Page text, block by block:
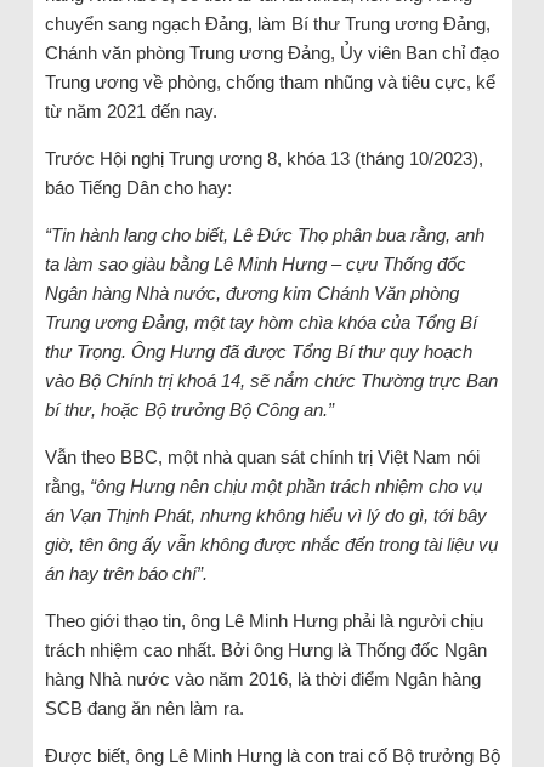
chuyển sang ngạch Đảng, làm Bí thư Trung ương Đảng,
Chánh văn phòng Trung ương Đảng, Ủy viên Ban chỉ đạo
Trung ương về phòng, chống tham nhũng và tiêu cực, kể
từ năm 2021 đến nay.
Trước Hội nghị Trung ương 8, khóa 13 (tháng 10/2023),
báo Tiếng Dân cho hay:
“Tin hành lang cho biết, Lê Đức Thọ phân bua rằng, anh
ta làm sao giàu bằng Lê Minh Hưng – cựu Thống đốc
Ngân hàng Nhà nước, đương kim Chánh Văn phòng
Trung ương Đảng, một tay hòm chìa khóa của Tổng Bí
thư Trọng. Ông Hưng đã được Tổng Bí thư quy hoạch
vào Bộ Chính trị khoá 14, sẽ nắm chức Thường trực Ban
bí thư, hoặc Bộ trưởng Bộ Công an.”
Vẫn theo BBC, một nhà quan sát chính trị Việt Nam nói
rằng, “ông Hưng nên chịu một phần trách nhiệm cho vụ
án Vạn Thịnh Phát, nhưng không hiểu vì lý do gì, tới bây
giờ, tên ông ấy vẫn không được nhắc đến trong tài liệu vụ
án hay trên báo chí”.
Theo giới thạo tin, ông Lê Minh Hưng phải là người chịu
trách nhiệm cao nhất. Bởi ông Hưng là Thống đốc Ngân
hàng Nhà nước vào năm 2016, là thời điểm Ngân hàng
SCB đang ăn nên làm ra.
Được biết, ông Lê Minh Hưng là con trai cố Bộ trưởng Bộ